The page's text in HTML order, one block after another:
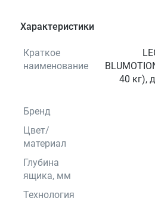
Характеристики
Краткое
наименование
40 кг),
Бренд
Цвет/
материал
Глубина
ящика, мм
Технология